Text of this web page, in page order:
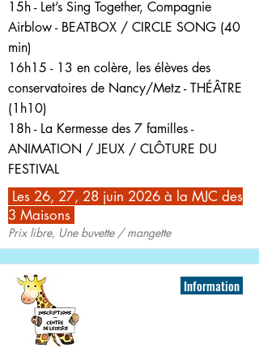
15h - Let’s Sing Together, Compagnie
Airblow - BEATBOX / CIRCLE SONG (40
min)
16h15 - 13 en colère, les élèves des
conservatoires de Nancy/Metz - THÉÂTRE
(1h10)
18h - La Kermesse des 7 familles -
ANIMATION / JEUX / CLÔTURE DU
FESTIVAL
Les 26, 27, 28 juin 2026 à la MJC des
3 Maisons
Prix libre, Une buvette / mangette
Information